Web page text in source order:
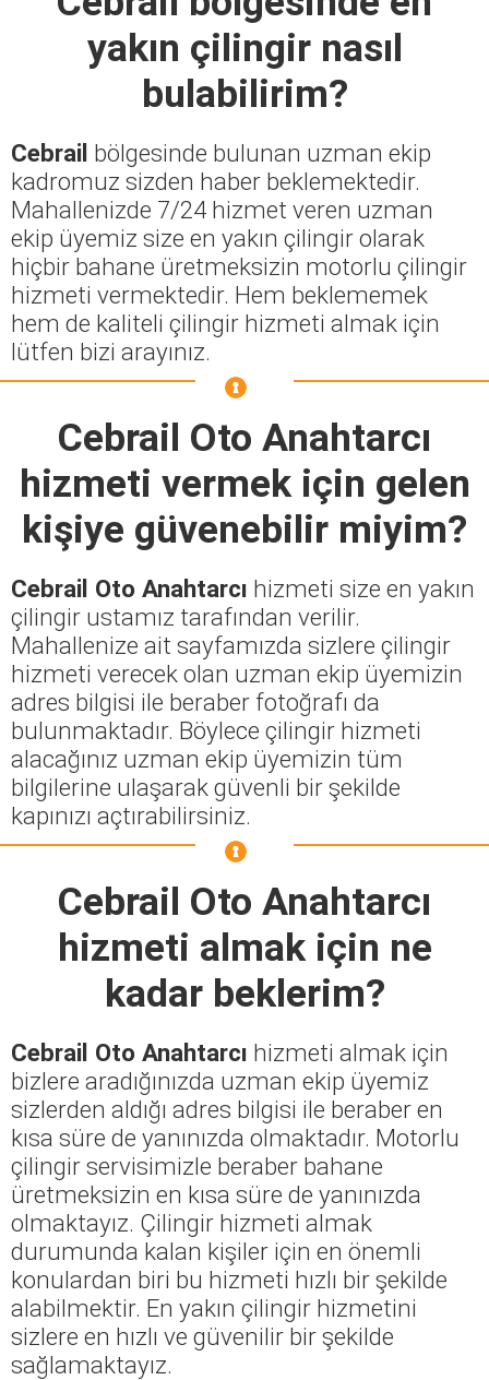
yakın çilingir nasıl
bulabilirim?
Cebrail bölgesinde bulunan uzman ekip
kadromuz sizden haber beklemektedir.
Mahallenizde 7/24 hizmet veren uzman
ekip üyemiz size en yakın çilingir olarak
hiçbir bahane üretmeksizin motorlu çilingir
hizmeti vermektedir. Hem beklememek
hem de kaliteli çilingir hizmeti almak için
lütfen bizi arayınız.
Cebrail Oto Anahtarcı
hizmeti vermek için gelen
kişiye güvenebilir miyim?
Cebrail Oto Anahtarcı hizmeti size en yakın
çilingir ustamız tarafından verilir.
Mahallenize ait sayfamızda sizlere çilingir
hizmeti verecek olan uzman ekip üyemizin
adres bilgisi ile beraber fotoğrafı da
bulunmaktadır. Böylece çilingir hizmeti
alacağınız uzman ekip üyemizin tüm
bilgilerine ulaşarak güvenli bir şekilde
kapınızı açtırabilirsiniz.
Cebrail Oto Anahtarcı
hizmeti almak için ne
kadar beklerim?
Cebrail Oto Anahtarcı hizmeti almak için
bizlere aradığınızda uzman ekip üyemiz
sizlerden aldığı adres bilgisi ile beraber en
kısa süre de yanınızda olmaktadır. Motorlu
çilingir servisimizle beraber bahane
üretmeksizin en kısa süre de yanınızda
olmaktayız. Çilingir hizmeti almak
durumunda kalan kişiler için en önemli
konulardan biri bu hizmeti hızlı bir şekilde
alabilmektir. En yakın çilingir hizmetini
sizlere en hızlı ve güvenilir bir şekilde
sağlamaktayız.